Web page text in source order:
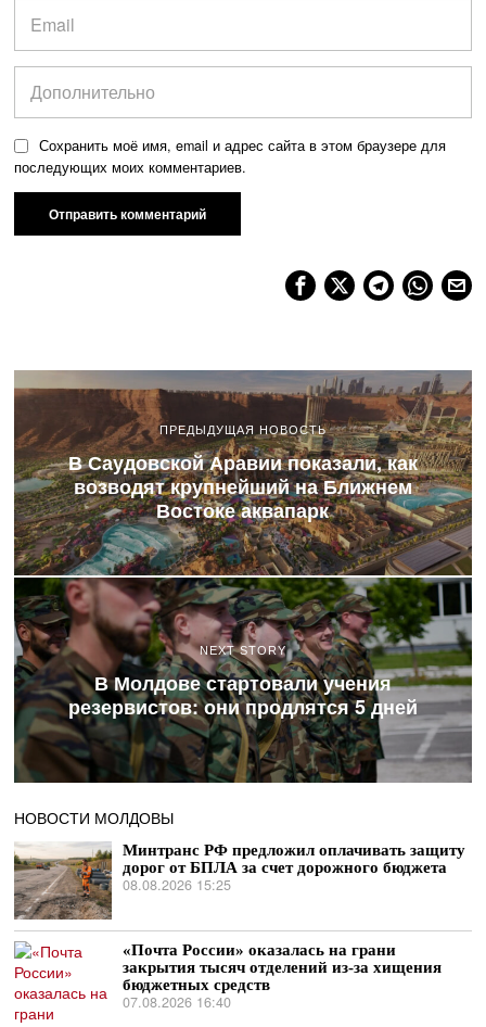
Сохранить моё имя, email и адрес сайта в этом браузере для
последующих моих комментариев.
ПРЕДЫДУЩАЯ НОВОСТЬ
В Саудовской Аравии показали, как
возводят крупнейший на Ближнем
Востоке аквапарк
NEXT STORY
В Молдове стартовали учения
резервистов: они продлятся 5 дней
НОВОСТИ МОЛДОВЫ
Минтранс РФ предложил оплачивать защиту
дорог от БПЛА за счет дорожного бюджета
08.08.2026 15:25
«Почта России» оказалась на грани
закрытия тысяч отделений из-за хищения
бюджетных средств
07.08.2026 16:40